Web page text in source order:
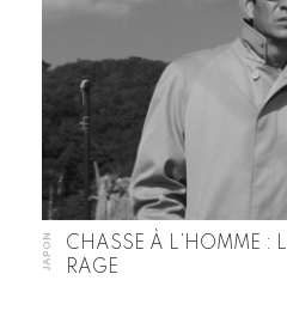
JAPON
CHASSE À L’HOMME :
RAGE